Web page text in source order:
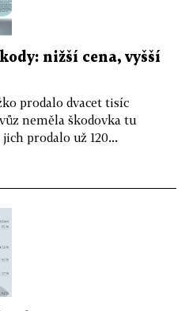
nižší cena, vyšší
prodalo dvacet tisíc
neměla škodovka tu
prodalo už 120...